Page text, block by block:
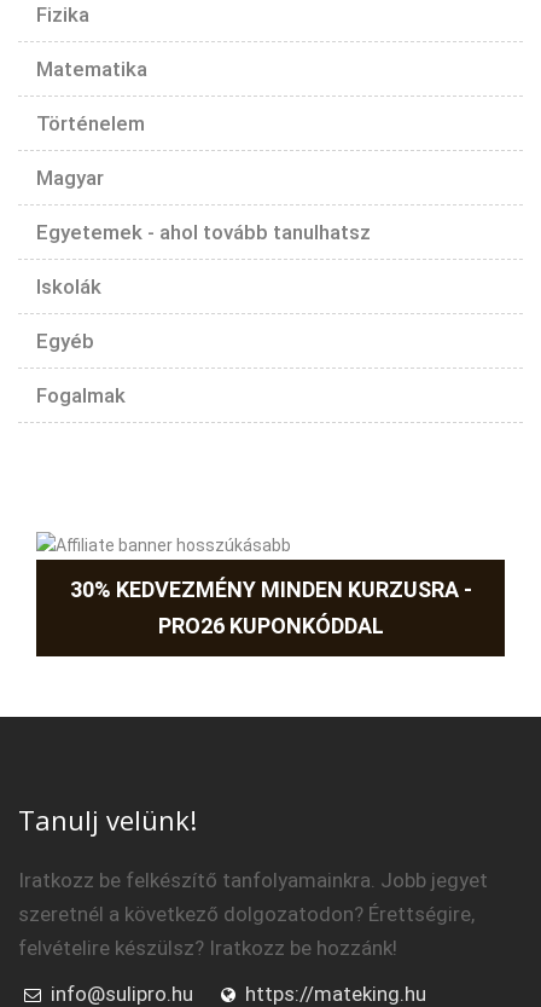
Fizika
Matematika
Történelem
Magyar
Egyetemek - ahol tovább tanulhatsz
Iskolák
Egyéb
Fogalmak
30% KEDVEZMÉNY MINDEN KURZUSRA -
PRO26 KUPONKÓDDAL
Tanulj velünk!
Iratkozz be felkészítő tanfolyamainkra. Jobb jegyet
szeretnél a következő dolgozatodon? Érettségire,
felvételire készülsz? Iratkozz be hozzánk!
info@sulipro.hu
https://mateking.hu